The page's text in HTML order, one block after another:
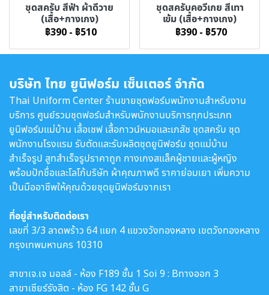
ชุดสครับ สีฟ้า ผ้าดีวาย
(เสื้อ+กางเกง)
฿390 - ฿510
ชุดสครับคอวีเกย สีเทา
เข้ม (เสื้อ+กางเกง)
฿390 - ฿570
บริษัท ไทย ยูนิฟอร์ม เซ็นเตอร์ จำกัด
Thai Uniform Center ร้านขายชุดฟอร์มพนักงานสำหรับงาน
บริการ ศูนย์รวมชุดฟอร์มสำหรับพนักงานบริการทุกประเภท
ยูนิฟอร์มแม่บ้าน เสื้อเชฟ เสื้อกาวน์หมอและเภสัช ชุดสครับ ชุด
พนักงานโรงแรม รับตัดและรับผลิตชุดยูนิฟอร์ม ชุดแม่บ้าน
สำเร็จรูป สูทสำเร็จรูปราคาถูก กางเกงสแล็คผู้ชายและผู้หญิง
พร้อมปักชื่อและโลโก้บริษัท ผ้าคุณภาพดี ราคาย่อมเยา เพิ่มความ
เป็นมืออาชีพให้คุณด้วยชุดยูนิฟอร์มจากเรา
ที่อยู่สำหรับติดต่อเรา
เลขที่ 3/3 ลาดพร้าว 64 แยก 4 แขวงวังทองหลาง เขตวังทองหลาง
กรุงเทพมหานคร 10310
สาขาเจ.เจ มอลล์ - ห้อง F189 ชั้น 1 Soi 9 : Bทางออก 3
สาขาเซียร์รังสิต - ห้อง FG 142 ชั้น G